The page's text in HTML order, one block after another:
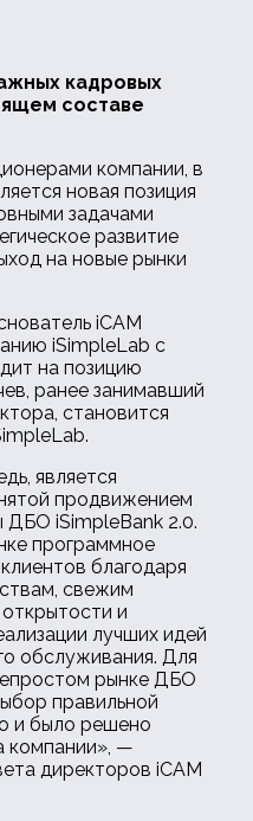
кадровых
составе
компании, в
новая позиция
задачами
развитие
на новые рынки
iCAM
iSimpleLab с
на позицию
ранее занимавший
становится
является
продвижением
ДБО iSimpleBank 2.0.
программное
благодаря
свежим
и
лучших идей
обслуживания. Для
рынке ДБО
правильной
и было решено
компании», —
директоров iCAM